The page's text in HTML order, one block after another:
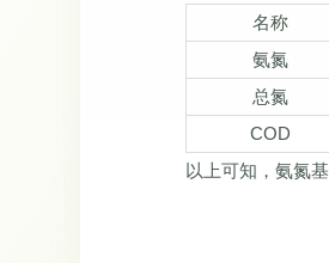
名称
氨氮
总氮
COD
以上可知，氨氮